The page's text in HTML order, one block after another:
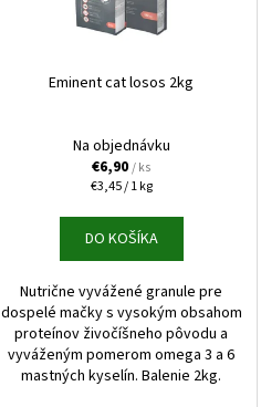
Eminent cat losos 2kg
Na objednávku
€6,90/ ks
Jednotková
€3,45 / 1 kg
DO KOŠÍKA
Nutrične vyvážené granule pre
dospelé mačky s vysokým obsahom
proteínov živočíšneho pôvodu a
vyváženým pomerom omega 3 a 6
mastných kyselín. Balenie 2kg.
V ŽELÉ 44X85G